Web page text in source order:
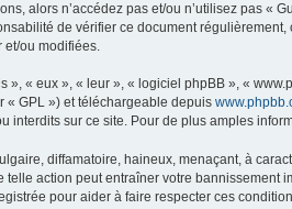
alors n’accédez pas et/ou n’utilisez pas
de vérifier ce document
et/ou modifiées.
« eux », « leur », « logiciel phpBB », «
« GPL ») et téléchargeable depuis
interdits sur ce site. Pour de plus amples
diffamatoire, haineux, menaçant, à
action peut entraîner votre bannissement
pour aider à faire respecter ces